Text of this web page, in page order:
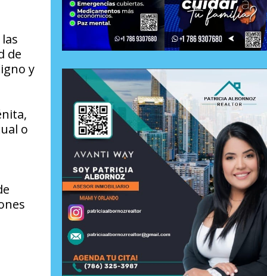
de
y
o